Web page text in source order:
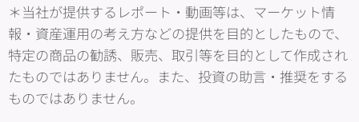
＊当社が提供するレポート・動画等は、マーケット情
報・資産運用の考え方などの提供を目的としたもので、
特定の商品の勧誘、販売、取引等を目的として作成され
たものではありません。また、投資の助言・推奨をする
ものではありません。